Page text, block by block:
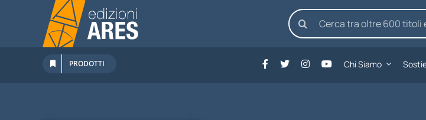
contenuto
Cerca
per:
PRODOTTI Chi Siamo